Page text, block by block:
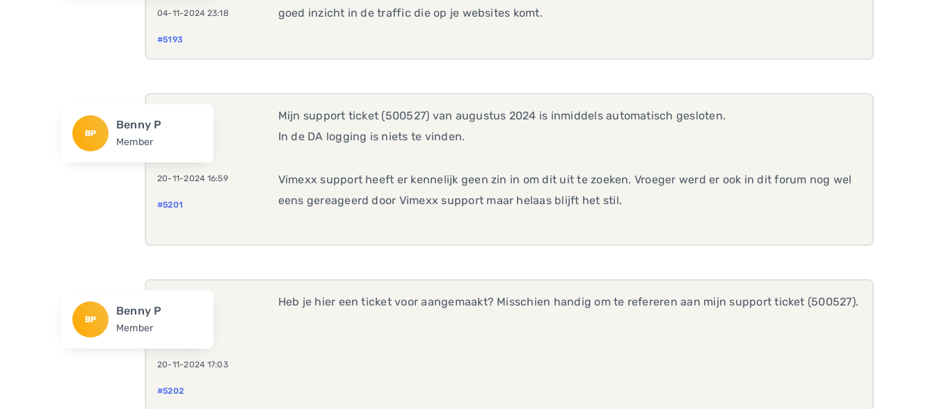
04-11-2024 23:18
#5193
goed inzicht in de traffic die op je websites komt.
BP
Benny P
Member
20-11-2024 16:59
#5201
Mijn support ticket (500527) van augustus 2024 is inmiddels automatisch gesloten.
In de DA logging is niets te vinden.
Vimexx support heeft er kennelijk geen zin in om dit uit te zoeken. Vroeger werd er ook in dit forum nog wel
eens gereageerd door Vimexx support maar helaas blijft het stil.
BP
Benny P
Member
20-11-2024 17:03
#5202
Heb je hier een ticket voor aangemaakt? Misschien handig om te refereren aan mijnsupport ticket (500527).